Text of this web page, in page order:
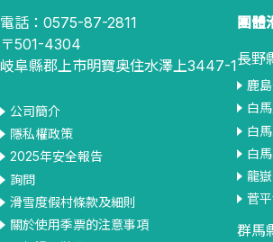
電話：0575-87-2811
〒501-4304
岐阜縣郡上市明寶奥住水澤上3447-1
公司簡介
隱私權政策
2025年安全報告
詢問
滑雪度假村條款及細則
關於使用季票的注意事項
團體
長野
鹿
白
白
白
龍
菅
群馬